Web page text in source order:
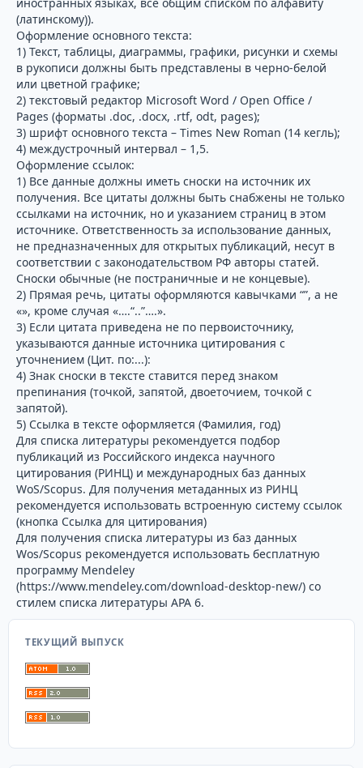
(латинскому)).
Оформление основного текста:
1) Текст, таблицы, диаграммы, графики, рисунки и схемы
в рукописи должны быть представлены в черно-белой
или цветной графике;
2) текстовый редактор Microsoft Word / Open Office /
Pages (форматы .doc, .docx, .rtf, odt, pages);
3) шрифт основного текста – Times New Roman (14 кегль);
4) междустрочный интервал – 1,5.
Оформление ссылок:
1) Все данные должны иметь сноски на источник их
получения. Все цитаты должны быть снабжены не только
ссылками на источник, но и указанием страниц в этом
источнике. Ответственность за использование данных,
не предназначенных для открытых публикаций, несут в
соответствии с законодательством РФ авторы статей.
Сноски обычные (не постраничные и не концевые).
2) Прямая речь, цитаты оформляются кавычками “”, а не
«», кроме случая «….“..”….».
3) Если цитата приведена не по первоисточнику,
указываются данные источника цитирования с
уточнением (Цит. по:...):
4) Знак сноски в тексте ставится перед знаком
препинания (точкой, запятой, двоеточием, точкой с
запятой).
5) Ссылка в тексте оформляется (Фамилия, год)
Для списка литературы рекомендуется подбор
публикаций из Российского индекса научного
цитирования (РИНЦ) и международных баз данных
WoS/Scopus. Для получения метаданных из РИНЦ
рекомендуется использовать встроенную систему ссылок
(кнопка Ссылка для цитирования)
Для получения списка литературы из баз данных
Wos/Scopus рекомендуется использовать бесплатную
программу Mendeley
(https://www.mendeley.com/download-desktop-new/) со
стилем списка литературы APA 6.
ТЕКУЩИЙ ВЫПУСК